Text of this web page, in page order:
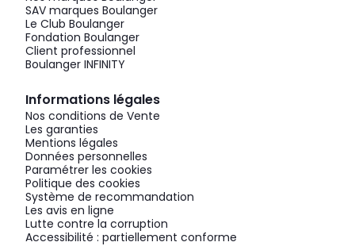
SAV marques Boulanger
Le Club Boulanger
Fondation Boulanger
Client professionnel
Boulanger INFINITY
Informations légales
Nos conditions de Vente
Les garanties
Mentions légales
Données personnelles
Paramétrer les cookies
Politique des cookies
Système de recommandation
Les avis en ligne
Lutte contre la corruption
Accessibilité : partiellement conforme